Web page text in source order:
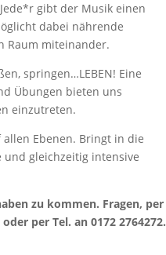
gibt der Musik einen
dabei nährende
Raum miteinander.
springen…LEBEN! Eine
Übungen bieten uns
einzutreten.
Ebenen. Bringt in die
und gleichzeitig intensive
zu kommen. Fragen, per
oder per Tel. an 0172 2764272.